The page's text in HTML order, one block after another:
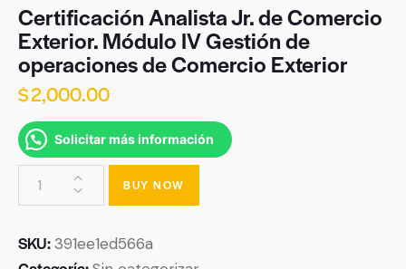
Certificación Analista Jr. de Comercio
Exterior. Módulo IV Gestión de
operaciones de Comercio Exterior
$2,000.00
Solicitar más información
BUY NOW
SKU:391ee1ed566a